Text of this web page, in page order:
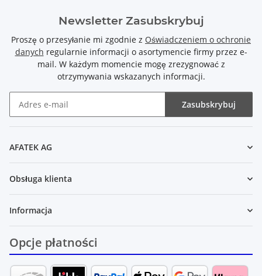
Newsletter Zasubskrybuj
Proszę o przesyłanie mi zgodnie z Oświadczeniem o ochronie
danych regularnie informacji o asortymencie firmy przez e-
mail. W każdym momencie mogę zrezygnować z
otrzymywania wskazanych informacji.
Zasubskrybuj
AFATEK AG
Obsługa klienta
Informacja
Opcje płatności